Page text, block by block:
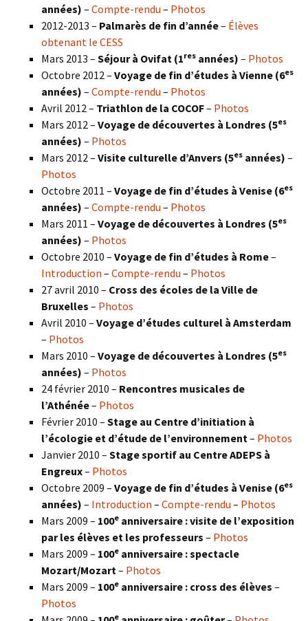
années) – Compte-rendu – Photos
2012-2013 – Palmarès de fin d’année– Élèves
obtenant le CESS
Mars 2013 – Séjour à Ovifat (1res années) – Photos
Octobre 2012 – Voyage de fin d’études à Vienne (6es
années) – Compte-rendu – Photos
Avril 2012 – Triathlon de la COCOF– Photos
Mars 2012 – Voyage de découvertes à Londres (5es
années) – Photos
Mars 2012 – Visite culturelle d’Anvers (5es années) –
Photos
Octobre 2011 – Voyage de fin d’études à Venise (6es
années) – Compte-rendu – Photos
Mars 2011 – Voyage de découvertes à Londres (5es
années) – Photos
Octobre 2010 – Voyage de fin d’études à Rome–
Introduction – Compte-rendu – Photos
27 avril 2010 – Cross des écoles de la Ville de
Bruxelles – Photos
Avril 2010 – Voyage d’études culturel à Amsterdam
– Photos
Mars 2010 – Voyage de découvertes à Londres (5es
années) – Photos
24 février 2010 – Rencontres musicales de
l’Athénée– Photos
Février 2010 – Stage au Centre d’initiation à
l’écologie et d’étude de l’environnement – Photos
Janvier 2010 – Stage sportif au Centre ADEPS à
Engreux– Photos
Octobre 2009 – Voyage de fin d’études à Venise (6es
années) – Introduction – Compte-rendu – Photos
Mars 2009 – 100e anniversaire : visite de l’exposition
par les élèves et les professeurs – Photos
Mars 2009 – 100e anniversaire : spectacle
Mozart/Mozart – Photos
Mars 2009 – 100e anniversaire : cross des élèves –
Photos
e